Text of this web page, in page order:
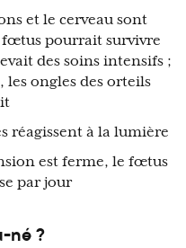
et le cerveau sont
fœtus pourrait survivre
des soins intensifs ;
les ongles des orteils
réagissent à la lumière
est ferme, le fœtus
par jour
né ?